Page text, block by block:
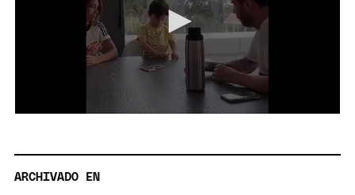
37
seconds
ARCHIVADO EN